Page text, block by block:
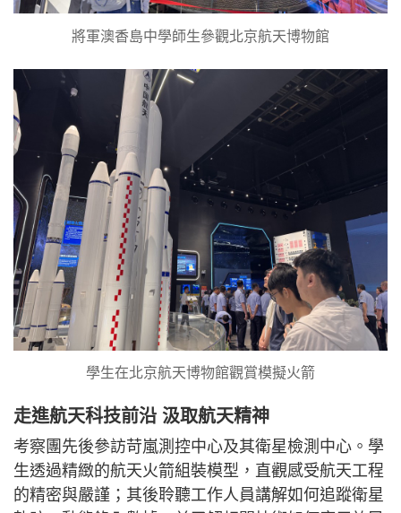
將軍澳香島中學師生參觀北京航天博物館
學生在北京航天博物館觀賞模擬火箭
走進航天科技前沿 汲取航天精神
考察團先後參訪苛嵐測控中心及其衛星檢測中心。學
生透過精緻的航天火箭組裝模型，直觀感受航天工程
的精密與嚴謹；其後聆聽工作人員講解如何追蹤衛星